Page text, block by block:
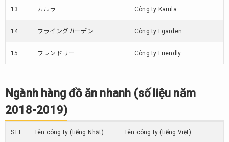
13 カルラ Công ty Karula
14 フライングガーデン Công ty Fgarden
15 フレンドリー Công ty Friendly
Ngành hàng đồ ăn nhanh (số liệu năm
2018-2019)
STT Tên công ty (tiếng Nhật) Tên công ty (tiếng Việt)